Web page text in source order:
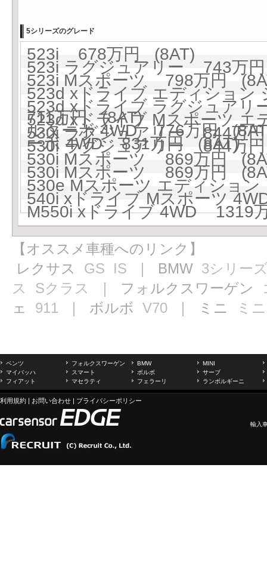
5シリーズのグレード
523i 678万円 (8AT)
523i ラグジュアリー 743万
523i Mスポーツ 798万円
523d xドライブ エディショ
711万円 (8AT)
523d xドライブ ラグジュアリ
ルターボ 4WD 776万円
523d xドライブ Mスポーツ エ
ーボ 4WD 831万円 (8AT)
530i ラグジュアリー 844万
530i ラグジュアリー 844万
530i Mスポーツ 869万円
530i Mスポーツ 869万円
530e Mスポーツ エディショ
540i xドライブ Mスポーツ
M550i xドライブ 4WD 1319
【オススメ車種へのリンク】
レクサス GS IS ｜ BMW 3シリー
ス
Sクラス ｜ フォルクスワーゲン
ェ 911 ｜ ボルボ V70 ｜ ミニ ミニ
ベンツ フォルクスワーゲン BMW
MINI
マイバッハ
スマート ボルボ
サーブ
フィアット
マセラティ フェラーリ ランボルギーニ
利用規約 | お問い合わせ | プライバシーポリシー
輸入